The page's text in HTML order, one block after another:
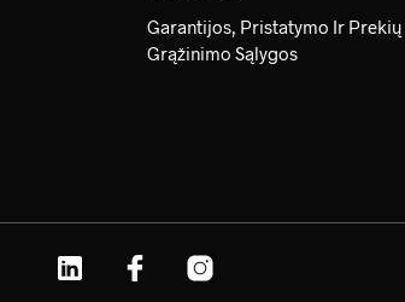
Garantijos, Pristatymo Ir Prekių
Grąžinimo Sąlygos